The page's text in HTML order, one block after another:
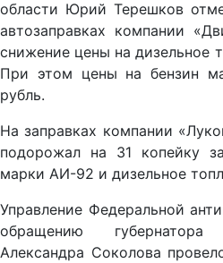
области Юрий Терешков
автозаправках компании
снижение цены на дизельное
При этом цены на бензин
рубль.
На заправках компании
подорожал на 31 копейку
марки АИ-92 и дизельное
Управление Федеральной
обращению
Александра Соколова